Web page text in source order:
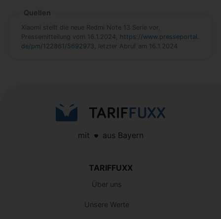
Quellen
Xiaomi stellt die neue Redmi Note 13 Serie vor,
Pressemitteilung vom 16.1.2024, https://www.presseportal.
de/pm/122861/5692973 , letzter Abruf am 16.1.2024
mit aus Bayern
TARIFFUXX
Über uns
Unsere Werte